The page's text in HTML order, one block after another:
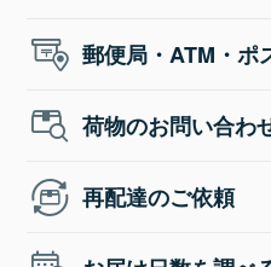
郵便局・ATM・ポ
荷物のお問い合わ
再配達のご依頼